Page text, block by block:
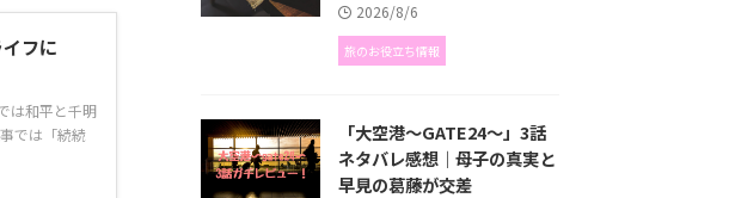
フに
は和平と千明
では「続続
2026/8/6
旅のお役立ち情報
「大空港～GATE24～」3話
ネタバレ感想｜母子の真実と
早見の葛藤が交差